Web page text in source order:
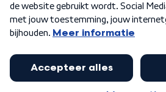
Algemene voorwaarden